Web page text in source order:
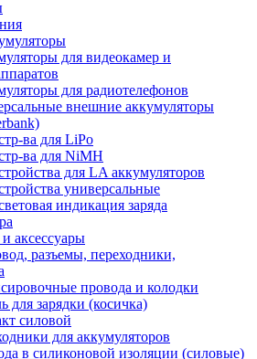
для видеокамер и
для радиотелефонов
внешние аккумуляторы
ва для LiPo
ва для NiMH
для LA аккумуляторов
универсальные
индикация заряда
аксессуары
разъемы, переходники,
провода и колодки
для зарядки (косичка)
силовой
для аккумуляторов
в силиконовой изоляции (силовые)